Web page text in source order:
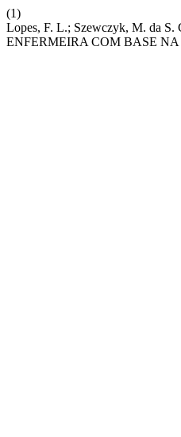
(1)
Lopes, F. L.; Szewczyk, M. da
ENFERMEIRA COM BASE